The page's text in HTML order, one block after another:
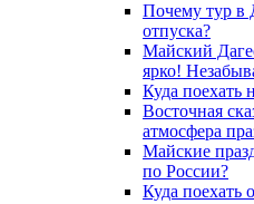
Почему тур в
отпуска?
Майский
ярко!
Куда поехать
Восточная
атмосфера
Майские
по России?
Куда поехать